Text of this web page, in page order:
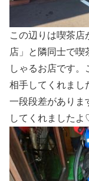
この辺りは喫茶店
店」と隣同士で喫
しゃるお店です
相手してくれまし
一段段差がありま
してくれました